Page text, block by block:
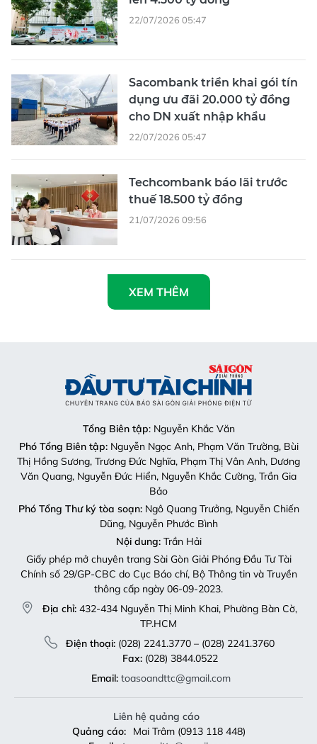
22/07/2026 05:47
Sacombank triển khai gói tín
dụng ưu đãi 20.000 tỷ đồng
cho DN xuất nhập khẩu
22/07/2026 05:47
Techcombank báo lãi trước
thuế 18.500 tỷ đồng
21/07/2026 09:56
XEM THÊM
Tổng Biên tập: Nguyễn Khắc Văn
Phó Tổng Biên tập:Nguyễn Ngọc Anh, Phạm Văn Trường, Bùi
Thị Hồng Sương, Trương Đức Nghĩa, Phạm Thị Vân Anh, Dương
Văn Quang, Nguyễn Đức Hiển, Nguyễn Khắc Cường, Trần Gia
Bảo
Phó Tổng Thư ký tòa soạn:Ngô Quang Trưởng, Nguyễn Chiến
Dũng, Nguyễn Phước Bình
Nội dung:Trần Hải
Giấy phép mở chuyên trang Sài Gòn Giải Phóng Đầu Tư Tài
Chính số 29/GP-CBC do Cục Báo chí, Bộ Thông tin và Truyền
thông cấp ngày 06-09-2023.
Địa chỉ: 432-434 Nguyễn Thị Minh Khai, Phường Bàn Cờ,
TP.HCM
Điện thoại:(028) 2241.3770 – (028) 2241.3760
Fax:(028) 3844.0522
Email: toasoandttc@gmail.com
Liên hệ quảng cáo
Quảng cáo:
Mai Trâm (0913 118 448)